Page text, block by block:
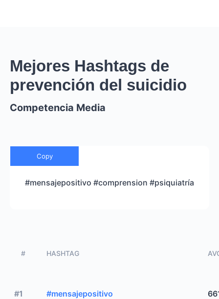
Mejores Hashtags de
prevención del suicidio
Competencia Media
Copy
#mensajepositivo #comprension #psiquiatría
# HASHTAG
#1 #mensajepositivo